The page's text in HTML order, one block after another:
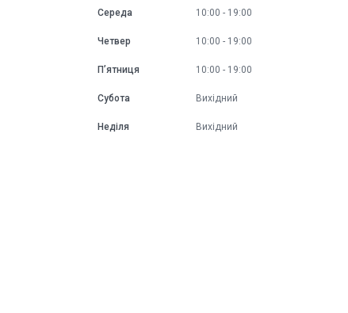
Середа 10:00 19:00
Четвер 10:00 19:00
Пʼятниця 10:00 19:00
Субота Вихідний
Неділя Вихідний